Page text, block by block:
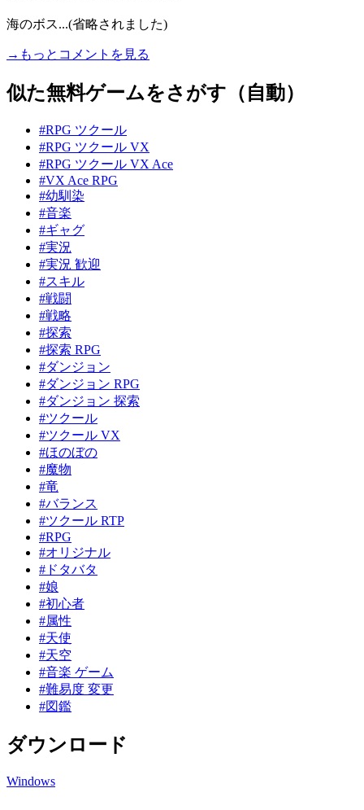
海のボス...(省略されました)
→もっとコメントを見る
似た無料ゲームをさがす（自動）
#RPG ツクール
#RPG ツクール VX
#RPG ツクール VX Ace
#VX Ace RPG
#幼馴染
#音楽
#ギャグ
#実況
#実況 歓迎
#スキル
#戦闘
#戦略
#探索
#探索 RPG
#ダンジョン
#ダンジョン RPG
#ダンジョン 探索
#ツクール
#ツクール VX
#ほのぼの
#魔物
#竜
#バランス
#ツクール RTP
#RPG
#オリジナル
#ドタバタ
#娘
#初心者
#属性
#天使
#天空
#音楽 ゲーム
#難易度 変更
#図鑑
ダウンロード
Windows